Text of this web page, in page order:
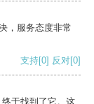
，服务态度非常
支持[0] 反对[0]
于找到了它。这